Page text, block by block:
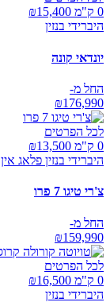
0 ק"מ ₪
15,400
היברידי בנזין
יונדאי קונה
החל מ-
₪176,990
לכל הפרטים
0 ק"מ ₪
13,500
היברידי בנזין פלאג אין
צ'רי טיגו 7 פרו
החל מ-
₪159,990
לכל הפרטים
0 ק"מ ₪
16,500
היברידי בנזין